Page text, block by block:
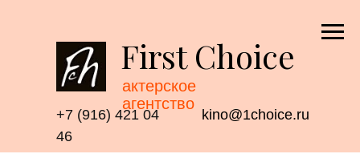
актерское
агентство
First Choice
+7 (916) 421 04
46
kino@1choice.ru